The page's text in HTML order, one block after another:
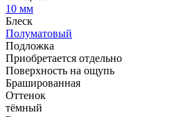
10 мм
Блеск
Полуматовый
Подложка
Приобретается отдельно
Поверхность на ощупь
Брашированная
Оттенок
тёмный